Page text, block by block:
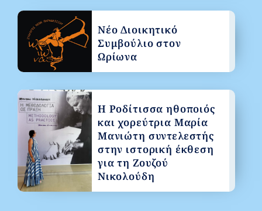
Νέο Διοικητικό
Συμβούλιο στον
Ωρίωνα
Η Ροδίτισσα ηθοποιός
και χορεύτρια Μαρία
Μανιώτη συντελεστής
στην ιστορική έκθεση
για τη Ζουζού
Νικολούδη